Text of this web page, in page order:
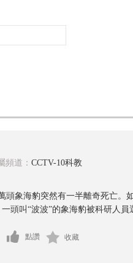
頻道： CCTV-10科教
頭象海豹突然有一半離奇死亡。
頭叫“波波”的象海豹被科研人員
點讚 收藏